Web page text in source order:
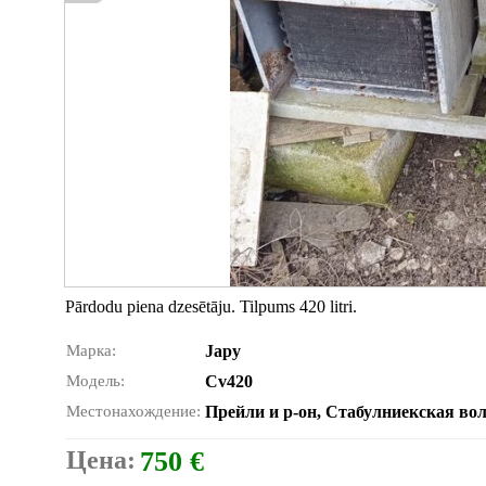
Pārdodu piena dzesētāju. Tilpums 420 litri.
Марка: Japy
Модель: Cv420
Местонахождение: Прейли и р-он, Стабулниекская
Цена: 750 €